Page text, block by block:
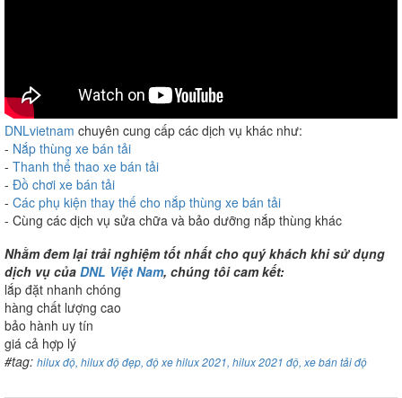
DNLvietnam chuyên cung cấp các dịch vụ khác như:
- Nắp thùng xe bán tải
- Thanh thể thao xe bán tải
- Đồ chơi xe bán tải
- Các phụ kiện thay thế cho nắp thùng xe bán tải
- Cùng các dịch vụ sửa chữa và bảo dưỡng nắp thùng khác
Nhằm đem lại trải nghiệm tốt nhất cho quý khách khi sử dụng
dịch vụ của DNL Việt Nam, chúng tôi cam kết:
lắp đặt nhanh chóng
hàng chất lượng cao
bảo hành uy tín
giá cả hợp lý
#tag: hilux độ, hilux độ đẹp, độ xe hilux 2021, hilux 2021 độ, xe bán tải độ